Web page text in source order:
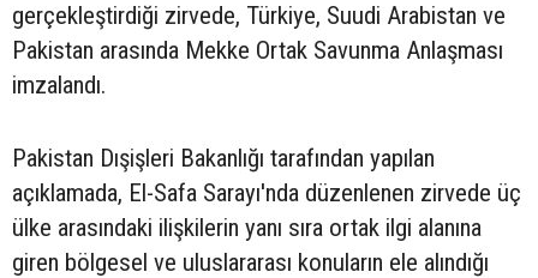
gerçekleştirdiği zirvede, Türkiye, Suudi Arabistan ve
Pakistan arasında Mekke Ortak Savunma Anlaşması
imzalandı.
Pakistan Dışişleri Bakanlığı tarafından yapılan
açıklamada, El-Safa Sarayı'nda düzenlenen zirvede üç
ülke arasındaki ilişkilerin yanı sıra ortak ilgi alanına
giren bölgesel ve uluslararası konuların ele alındığı